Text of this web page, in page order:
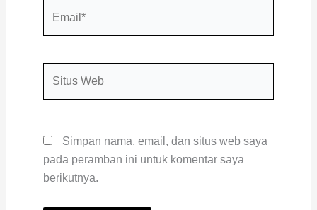
Simpan nama, email, dan situs web saya
pada peramban ini untuk komentar saya
berikutnya.